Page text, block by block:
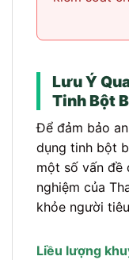
Lưu Ý
Tinh Bột
Để đảm bảo
dụng tinh bột
một số vấn đề
nghiệm của
khỏe người
Liều lượng